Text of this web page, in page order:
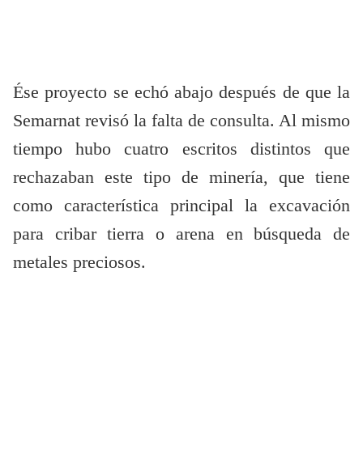
Ése proyecto se echó abajo después de que la
Semarnat revisó la falta de consulta. Al mismo
tiempo hubo cuatro escritos distintos que
rechazaban este tipo de minería, que tiene
como característica principal la excavación
para cribar tierra o arena en búsqueda de
metales preciosos.